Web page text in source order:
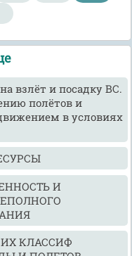
взлёт и посадку ВС.
полётов и
в условиях
И
КЛАССИФ